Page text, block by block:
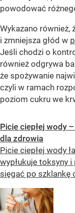
powodować
Wykazano również,
i zmniejsza głód w
Jeśli chodzi o
również odgrywa
że spożywanie
czyli w ramach
poziom cukru we
Picie ciepłej wody
dla zdrowia
Picie ciepłej wody
wypłukuje toksyny
sięgać po szklankę